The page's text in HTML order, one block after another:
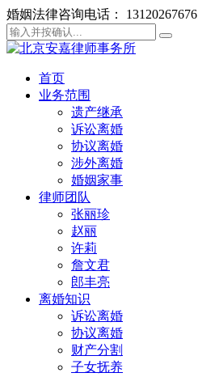
婚姻法律咨询电话： 13120267676
首页
业务范围
遗产继承
诉讼离婚
协议离婚
涉外离婚
婚姻家事
律师团队
张丽珍
赵丽
许莉
詹文君
郎丰亮
离婚知识
诉讼离婚
协议离婚
财产分割
子女抚养